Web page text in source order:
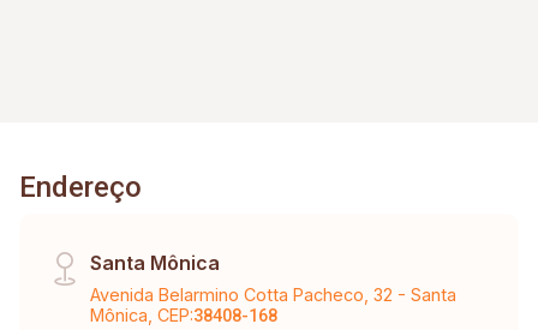
Endereço
Santa Mônica
Avenida Belarmino Cotta Pacheco, 32 - Santa
Mônica, CEP:38408-168